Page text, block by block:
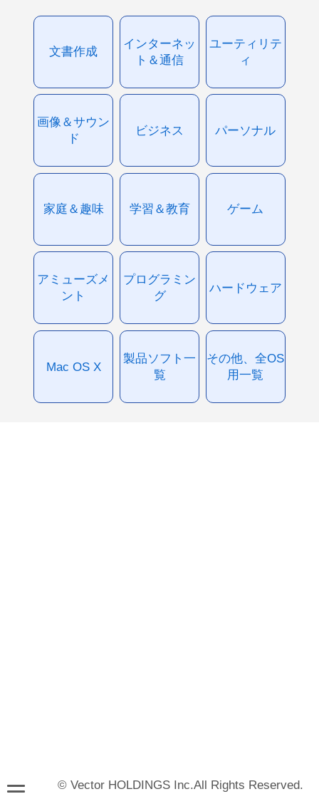
文書作成
インターネッ
ト＆通信
ユーティリテ
ィ
画像＆サウン
ド
ビジネス パーソナル
家庭＆趣味 学習＆教育 ゲーム
アミューズメ
ント
プログラミン
グ
ハードウェア
Mac OS X
製品ソフト一
覧
その他、全OS
用一覧
© Vector HOLDINGS Inc.All Rights Reserved.